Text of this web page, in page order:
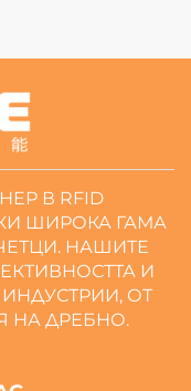
В RFID
ШИРОКА ГАМА
НАШИТЕ
И
ОТ
НА ДРЕБНО.